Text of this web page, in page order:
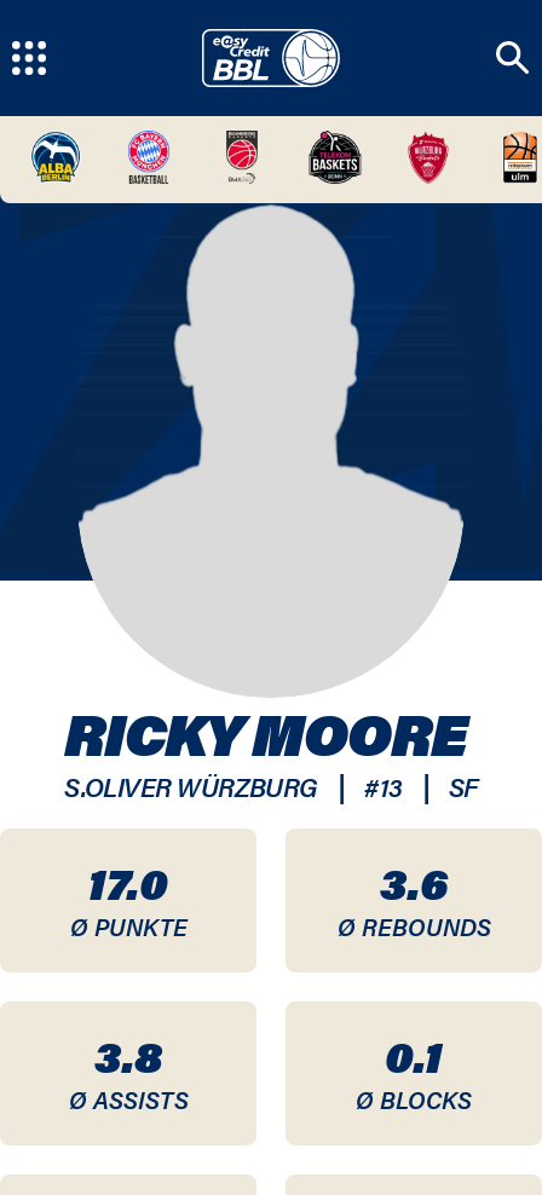
17.0
Ø PUNKTE
3.6
Ø REBOUNDS
3.8
Ø ASSISTS
0.1
Ø BLOCKS
RICKY MOORE
S.OLIVER WÜRZBURG | #13 | SF